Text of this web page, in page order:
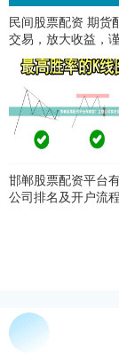
民间股票配资 期货
交易，放大收益，
邯郸股票配资平台
公司排名及开户流程